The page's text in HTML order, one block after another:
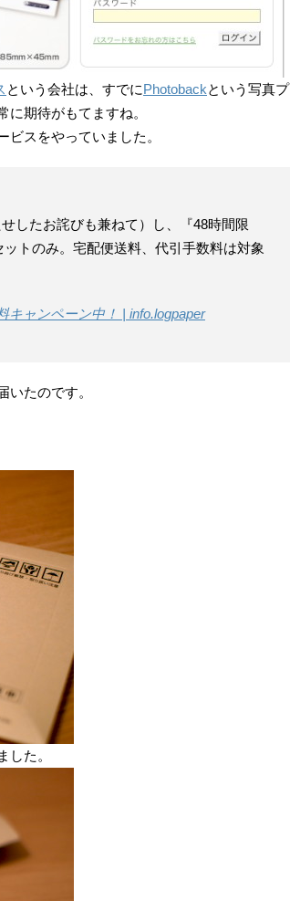
という会社は、すでにPhotobackという写真プ
に期待がもてますね。
スをやっていました。
したお詫びも兼ねて）し、『48時間限
トのみ。宅配便送料、代引手数料は対象
キャンペーン中！ | info.logpaper
たのです。
した。